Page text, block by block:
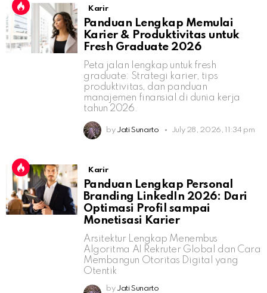
Karir
Panduan Lengkap Memulai
Karier & Produktivitas untuk
Fresh Graduate 2026
Peta jalan lengkap untuk fresh
graduate: Strategi karier, tips
produktivitas, dan panduan
manajemen finansial di dunia kerja
tahun 2026.
by Jati Sunarto July 28, 2026, 11:34 pm
Karir
Panduan Lengkap Personal
Branding LinkedIn 2026: Dari
Optimasi Profil sampai
Monetisasi Karier
Arsitektur Lengkap Menembus
Algoritma AI Rekruter Global dan Cara
Membangun Otoritas Digital yang
Otentik
by Jati Sunarto